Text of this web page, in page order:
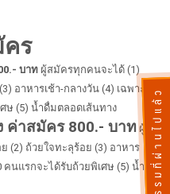
คร
บาทผู้สมัครทุกคนจะได้ (1)
อาหารเช้า-กลางวัน (4) เฉพาะ
ษ (5) น้ำดื่มตลอดเส้นทาง
ค่าสมัคร 800.- บาท ผู้
(2) ถ้วยใจทะลุร้อย (3) อาหาร
คนแรกจะได้รับถ้วยพิเศษ (5) น้ำกิจกรรมที่ผ่านไปแล้ว